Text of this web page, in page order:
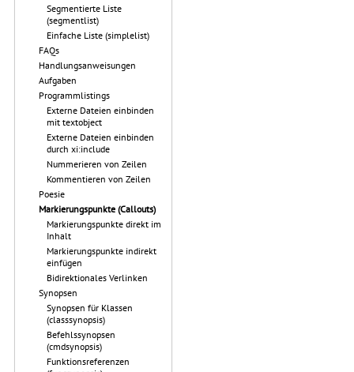
Segmentierte Liste
(segmentlist)
Einfache Liste (simplelist)
FAQs
Handlungsanweisungen
Aufgaben
Programmlistings
Externe Dateien einbinden
mit textobject
Externe Dateien einbinden
durch xi:include
Nummerieren von Zeilen
Kommentieren von Zeilen
Poesie
Markierungspunkte (Callouts)
Markierungspunkte direkt im
Inhalt
Markierungspunkte indirekt
einfügen
Bidirektionales Verlinken
Synopsen
Synopsen für Klassen
(classsynopsis)
Befehlssynopsen
(cmdsynopsis)
Funktionsreferenzen